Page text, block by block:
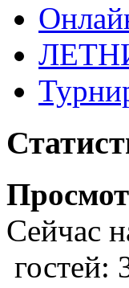
Сейчас
гостей: